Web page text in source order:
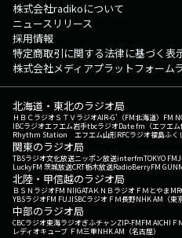
株式会社radikoについて
ニュースリリース
採用情報
特定商取引に関する法律に基づく表
株式会社メディアプラットフォーム
北海道・東北のラジオ局
ＨＢＣラジオＳＴＶラジオAIR-G'（FM北海道） FM
IBCラジオエフエム岩手tbcラジオDate fm（エフエム
Rhythm Station エフエム山形RFCラジオ福島ふく
関東のラジオ局
TBSラジオ文化放送ニッポン放送interfmTOKYO FM
LuckyFM 茨城放送CRT栃木放送RadioBerryFM
北陸・甲信越のラジオ局
ＢＳＮラジオFM NIIGATAＫＮＢラジオ ＦＭとやま
YBSラジオFM FUJISBCラジオ ＦＭ長野NHK AM（東京
中部のラジオ局
CBCラジオ東海ラジオぎふチャンZIP-FMFM AICHI Ｆ
レディオキューブ ＦＭ三重NHK AM（名古屋）